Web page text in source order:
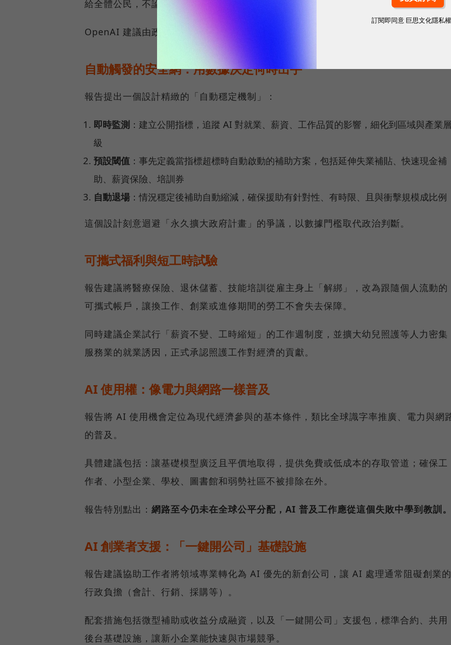
給全體公民，不論起始財富或資本取得能力。
OpenAI 建議由政策制定者與 AI 公司共同研議基金的啟動方式。
自動觸發的安全網：用數據決定何時出手
報告提出一個設計精緻的「自動穩定機制」：
即時監測 ：建立公開指標，追蹤 AI 對就業、薪資、工作品質的影響，細化到區域與產業層
級
預設閾值 ：事先定義當指標超標時自動啟動的補助方案，包括延伸失業補貼、快速現金補
助、薪資保險、培訓券
自動退場 ：情況穩定後補助自動縮減，確保援助有針對性、有時限、且與衝擊規模成比例
這個設計刻意迴避「永久擴大政府計畫」的爭議，以數據門檻取代政治判斷。
可攜式福利與短工時試驗
報告建議將醫療保險、退休儲蓄、技能培訓從雇主身上「解綁」，改為跟隨個人流動的
可攜式帳戶，讓換工作、創業或進修期間的勞工不會失去保障。
同時建議企業試行「薪資不變、工時縮短」的工作週制度，並擴大幼兒照護等人力密集
服務業的就業誘因，正式承認照護工作對經濟的貢獻。
AI 使用權：像電力與網路一樣普及
報告將 AI 使用機會定位為現代經濟參與的基本條件，類比全球識字率推廣、電力與網
的普及。
具體建議包括：讓基礎模型廣泛且平價地取得，提供免費或低成本的存取管道；確保工
作者、小型企業、學校、圖書館和弱勢社區不被排除在外。
報告特別點出： 網路至今仍未在全球公平分配，AI 普及工作應從這個失敗中學到教訓。
AI 創業者支援：「一鍵開公司」基礎設施
報告建議協助工作者將領域專業轉化為 AI 優先的新創公司，讓 AI 處理通常阻礙創業的
行政負擔（會計、行銷、採購等）。
配套措施包括微型補助或收益分成融資，以及「一鍵開公司」支援包，標準合約、共用
後台基礎設施，讓新小企業能快速與市場競爭。
訂閱即同意 巨思文化隱私